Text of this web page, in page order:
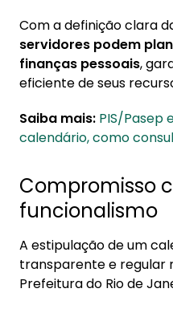
Com a definição clara
servidores podem
finanças pessoais,
eficiente de seus
Saiba mais: PIS/Pasep
calendário, como
Compromisso
funcionalismo
A estipulação de um
transparente e regular
Prefeitura do Rio de